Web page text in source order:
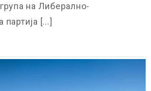
на Либерално-
партија [...]